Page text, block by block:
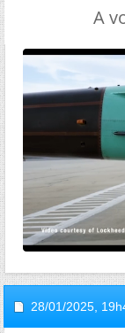
A
28/01/2025,